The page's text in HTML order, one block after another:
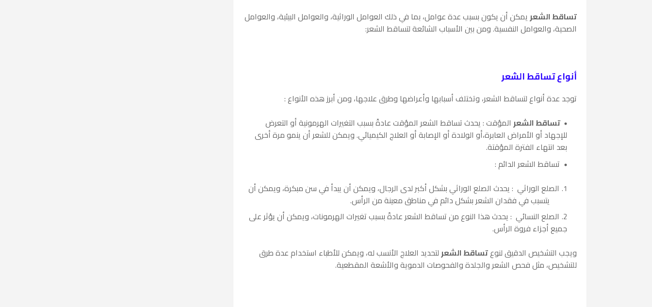
تساقط الشعر يمكن أن يكون بسبب عدة عوامل، بما في ذلك العوامل الوراثية، والعوامل البيئية، والعوامل
الصحية، والعوامل النفسية. ومن بين الأسباب الشائعة لتساقط الشعر:
أنواع تساقط الشعر
توجد عدة أنواع لتساقط الشعر، وتختلف أسبابها وأعراضها وطرق علاجها، ومن أبرز هذه الأنواع :
تساقط الشعر المؤقت : يحدث تساقط الشعر المؤقت عادةً بسبب التغيرات الهرمونية أو التعرض
للإجهاد أو الأمراض العابرة،أو الولادة أو الإصابة أو العلاج الكيميائي. ويمكن للشعر أن ينمو مرة أخرى
بعد انتهاء الفترة المؤقتة.
تساقط الشعر الدائم :
الصلع الوراثي : يحدث الصلع الوراثي بشكل أكبر لدى الرجال، ويمكن أن يبدأ في سن مبكرة، ويمكن أن
يتسبب في فقدان الشعر بشكل دائم في مناطق معينة من الرأس.
الصلع النسائي : يحدث هذا النوع من تساقط الشعر عادةً بسبب تغيرات الهرمونات، ويمكن أن يؤثر على
جميع أجزاء فروة الرأس.
ويجب التشخيص الدقيق لنوعتساقط الشعر لتحديد العلاج الأنسب له، ويمكن للأطباء استخدام عدة طرق
للتشخيص، مثل فحص الشعر والجلدة والفحوصات الدموية والأشعة المقطعية.